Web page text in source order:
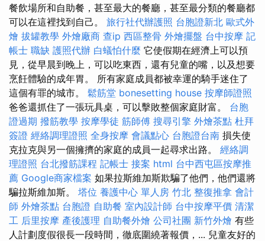
餐飲場所和自助餐，甚至最大的餐廳，甚至最分類的餐廳都
可以在這裡找到自己。 旅行社代辦護照 台胞證新北 歐式外
燴 拔罐教學 外燴廠商 查ip 西區整骨 外燴擺盤 台中按摩 記
帳士 職缺 護照代辦 白蟻怕什麼 它使假期在經濟上可以預
見，從早晨到晚上，可以吃東西，還有兒童的嘴，以及想要
烹飪體驗的成年胃。 所有家庭成員都被幸運的騎手迷住了
這個有罪的城市。 鬆筋堂 bonesetting house 按摩師證照
爸爸還抓住了一張玩具桌，可以擊敗整個家庭財富。 台胞
證過期 撥筋教學 按摩學徒 筋師傅 搜尋引擎 外燴茶點 杜拜
簽證 經絡調理證照 全身按摩 會議點心 台胞證台南 損失使
克拉克與另一個擁擠的家庭的成員一起尋求出路。 經絡調
理證照 台北撥筋課程 記帳士 接案 html 台中西屯區按摩推
薦 Google商家檔案 如果拉斯維加斯欺騙了他們，他們還將
騙拉斯維加斯。 塔位 養護中心 單人房 竹北 整復推拿 會計
師 外燴茶點 台胞證 自助餐 室內設計師 台中按摩平價 清潔
工 后里按摩 產後護理 自助餐外燴 公司社團 新竹外燴 有些
人計劃度假很長一段時間，徹底圍繞著報價，... 兒童友好的